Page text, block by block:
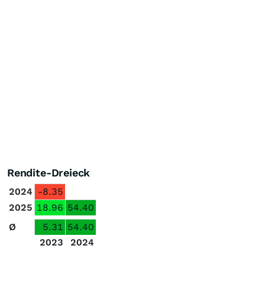
Rendite-Dreieck
2024 -8.35
2025 18.96 54.40
Ø
5.31 54.40
2023
2024